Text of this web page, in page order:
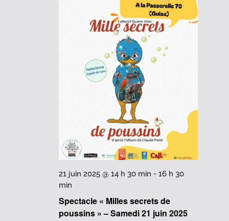
Spectacle « Milles secrets de
poussins » – Samedi 21 juin 2025
21 juin 2025 @ 14 h 30 min -16 h 30
min